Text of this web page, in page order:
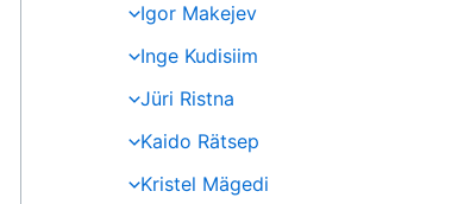
Igor Makejev
Inge Kudisiim
Jüri Ristna
Kaido Rätsep
Kristel Mägedi